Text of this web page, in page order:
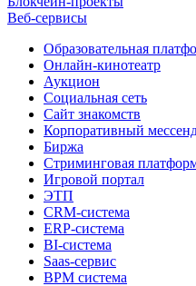
Веб-сервисы
Образовательная
Онлайн-кинотеатр
Аукцион
Социальная сеть
Сайт знакомств
Корпоративный
Биржа
Стриминговая
Игровой портал
ЭТП
CRM-система
ERP-система
BI-система
Saas-сервис
BPM система